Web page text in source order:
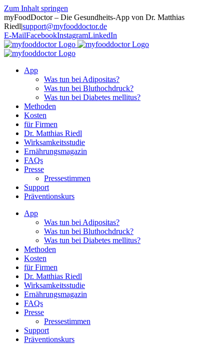
Zum Inhalt springen
myFoodDoctor – Die Gesundheits-App von Dr. Matthias
Riedl|support@myfooddoctor.de
E-MailFacebookInstagramLinkedIn
App
Was tun bei Adipositas?
Was tun bei Bluthochdruck?
Was tun bei Diabetes mellitus?
Methoden
Kosten
für Firmen
Dr. Matthias Riedl
Wirksamkeitsstudie
Ernährungsmagazin
FAQs
Presse
Pressestimmen
Support
Präventionskurs
App
Was tun bei Adipositas?
Was tun bei Bluthochdruck?
Was tun bei Diabetes mellitus?
Methoden
Kosten
für Firmen
Dr. Matthias Riedl
Wirksamkeitsstudie
Ernährungsmagazin
FAQs
Presse
Pressestimmen
Support
Präventionskurs